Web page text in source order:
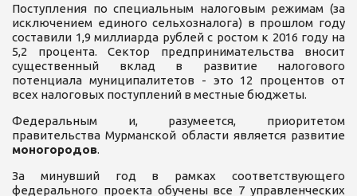
Поступления по специальным налоговым режимам (за
исключением единого сельхозналога) в прошлом году
составили 1,9 миллиарда рублей с ростом к 2016 году на
5,2 процента. Сектор предпринимательства вносит
существенный вклад в развитие налогового
потенциала муниципалитетов - это 12 процентов от
всех налоговых поступлений в местные бюджеты.
Федеральным и, разумеется, приоритетом
правительства Мурманской области является развитие
моногородов.
За минувший год в рамках соответствующего
федерального проекта обучены все 7 управленческих